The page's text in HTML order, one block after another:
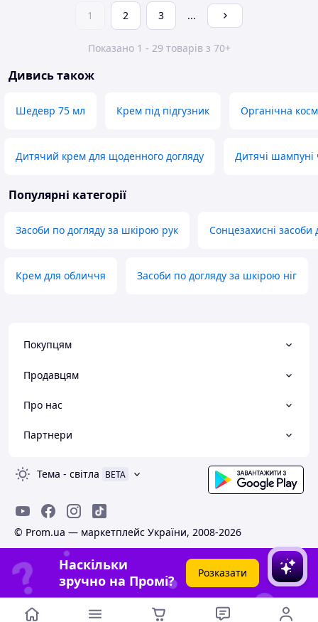
1 2 3 ...
Показано 1 - 29 товарів з 70+
Дивись також
Шедевр 75 мл Крем під підгузник Органічна
Дитячий крем для щоденного догляду Дитячі шампуні
Популярні категорії
Засоби по догляду за шкірою рук Сонцезахисні засоби
Крем для обличчя Засоби по догляду за шкірою ніг
Покупцям
Продавцям
Про нас
Партнери
Тема - світла BETA
© Prom.ua — маркетплейс України, 2008-2026
Наскільки
зручно на Промі?
Розказати